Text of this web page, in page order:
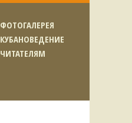
ФОТОГАЛЕРЕЯ
КУБАНОВЕДЕНИЕ
ЧИТАТЕЛЯМ